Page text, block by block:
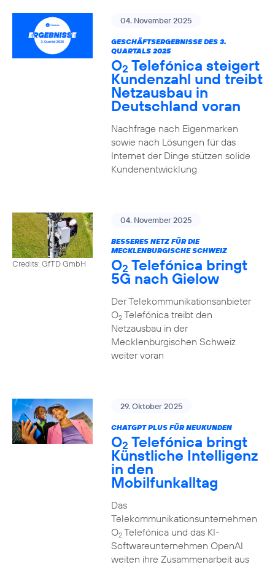
04. November 2025
GESCHÄFTSERGEBNISSE DES 3.
QUARTALS 2025
O2 Telefónica steigert
Kundenzahl und treibt
Netzausbau in
Deutschland voran
Nachfrage nach Eigenmarken
sowie nach Lösungen für das
Internet der Dinge stützen solide
Kundenentwicklung
Credits: GfTD GmbH
04. November 2025
BESSERES NETZ FÜR DIE
MECKLENBURGISCHE SCHWEIZ
O2 Telefónica bringt
5G nach Gielow
Der Telekommunikationsanbieter
O2Telefónica treibt den
Netzausbau in der
Mecklenburgischen Schweiz
weiter voran
29. Oktober 2025
CHATGPT PLUS FÜR NEUKUNDEN
O2 Telefónica bringt
Künstliche Intelligenz
in den
Mobilfunkalltag
Das
Telekommunikationsunternehmen
O2Telefónica und das KI-
Softwareunternehmen OpenAI
weiten ihre Zusammenarbeit aus